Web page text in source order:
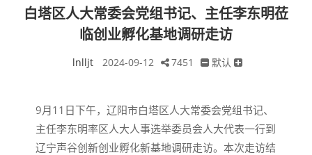
白塔区人大常委会党组书记、主任李东明莅
临创业孵化基地调研走访
lnlljt 2024-09-12 7451 默认
9月11日下午，辽阳市白塔区人大常委会党组书记、
主任李东明率区人大人事选举委员会人大代表一行到
辽宁声谷创新创业孵化新基地调研走访。本次走访结